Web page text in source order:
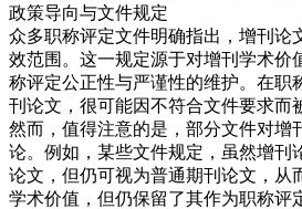
政策导向与文件规定
众多职称评定文件明确指出，增刊论
效范围。这一规定源于对增刊学术价
称评定公正性与严谨性的维护。在职
刊论文，很可能因不符合文件要求而
然而，值得注意的是，部分文件对增
论。例如，某些文件规定，虽然增刊
论文，但仍可视为普通期刊论文，从
学术价值，但仍保留了其作为职称评